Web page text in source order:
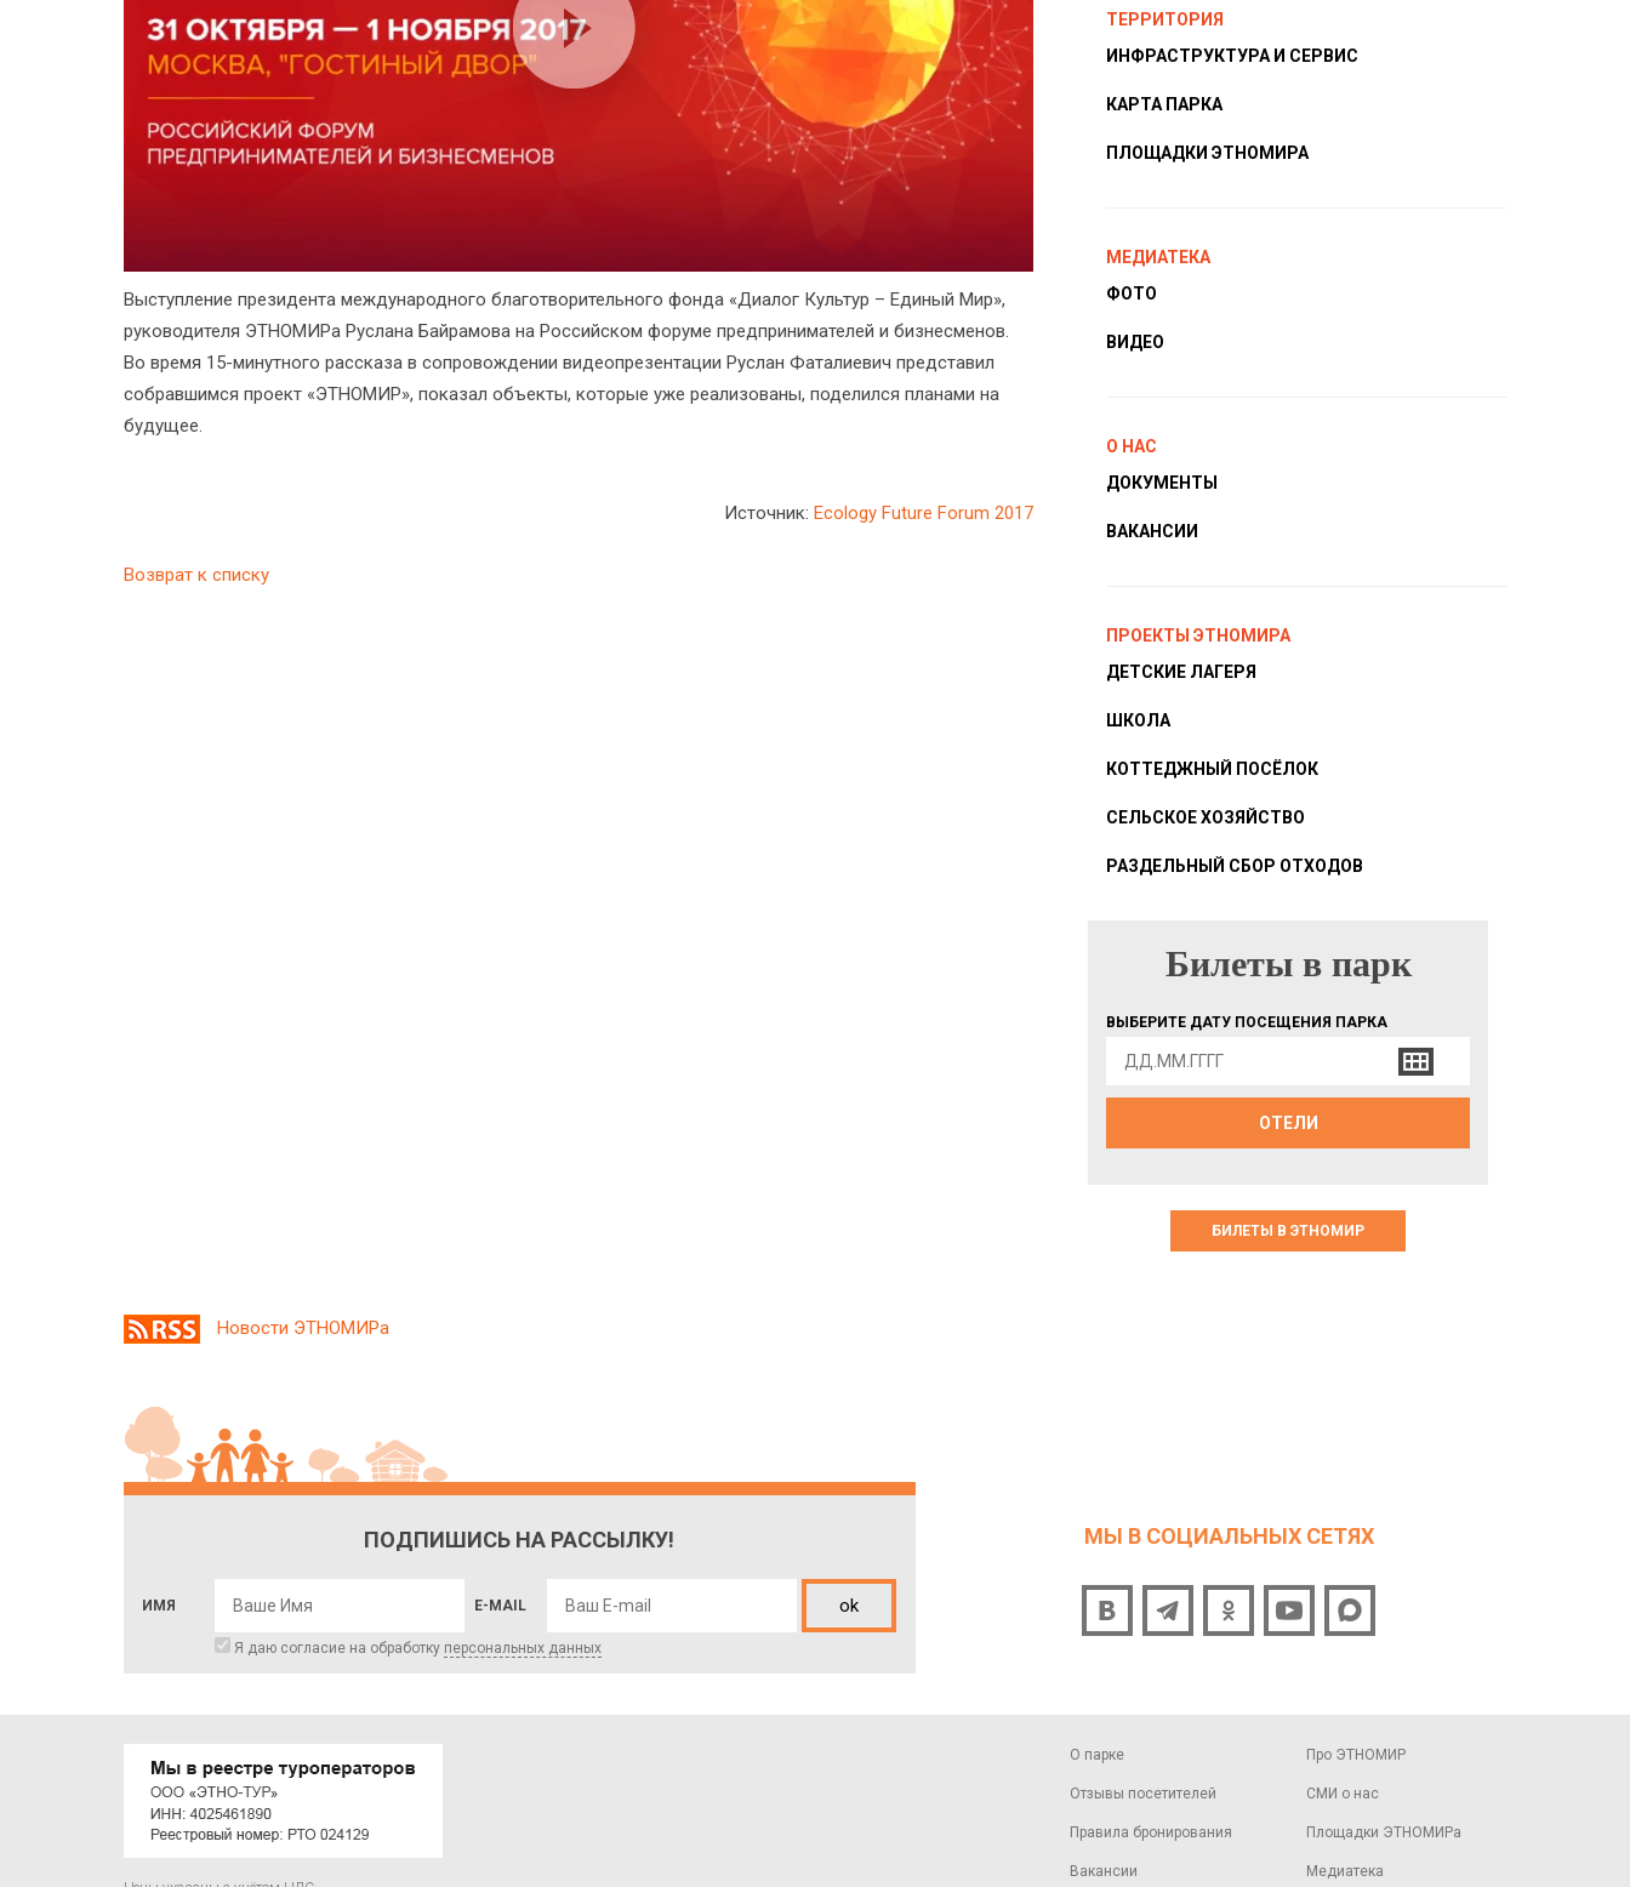
Выступление президента международного благотворительного фонда «Диалог Культур – Единый Мир»,
руководителя ЭТНОМИРа Руслана Байрамова на Российском форуме предпринимателей и бизнесменов.
Во время 15-минутного рассказа в сопровождении видеопрезентации Руслан Фаталиевич представил
собравшимся проект «ЭТНОМИР», показал объекты, которые уже реализованы, поделился планами на
будущее.
Источник: Ecology Future Forum 2017
Возврат к списку
ТЕРРИТОРИЯ
ИНФРАСТРУКТУРА И СЕРВИС
КАРТА ПАРКА
ПЛОЩАДКИ ЭТНОМИРА
МЕДИАТЕКА
ФОТО
ВИДЕО
О НАС
ДОКУМЕНТЫ
ВАКАНСИИ
ПРОЕКТЫ ЭТНОМИРА
ДЕТСКИЕ ЛАГЕРЯ
ШКОЛА
КОТТЕДЖНЫЙ ПОСЁЛОК
СЕЛЬСКОЕ ХОЗЯЙСТВО
РАЗДЕЛЬНЫЙ СБОР ОТХОДОВ
БИЛЕТЫ В ПАРК
Билеты в парк
ВЫБЕРИТЕ ДАТУ ПОСЕЩЕНИЯ ПАРКА
ОТЕЛИ
БИЛЕТЫ В ЭТНОМИР
Новости ЭТНОМИРа
ПОДПИШИСЬ НА РАССЫЛКУ!
ИМЯ E-MAIL ok
Я даю согласие на обработку персональных данных
МЫ В СОЦИАЛЬНЫХ СЕТЯХ
О парке
Отзывы посетителей
Правила бронирования
Вакансии
Про ЭТНОМИР
СМИ о нас
Площадки ЭТНОМИРа
Медиатека